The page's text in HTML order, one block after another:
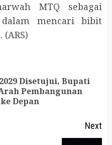
MTQ sebagai
mencari bibit
Disetujui, Bupati
Pembangunan
Depan
Next